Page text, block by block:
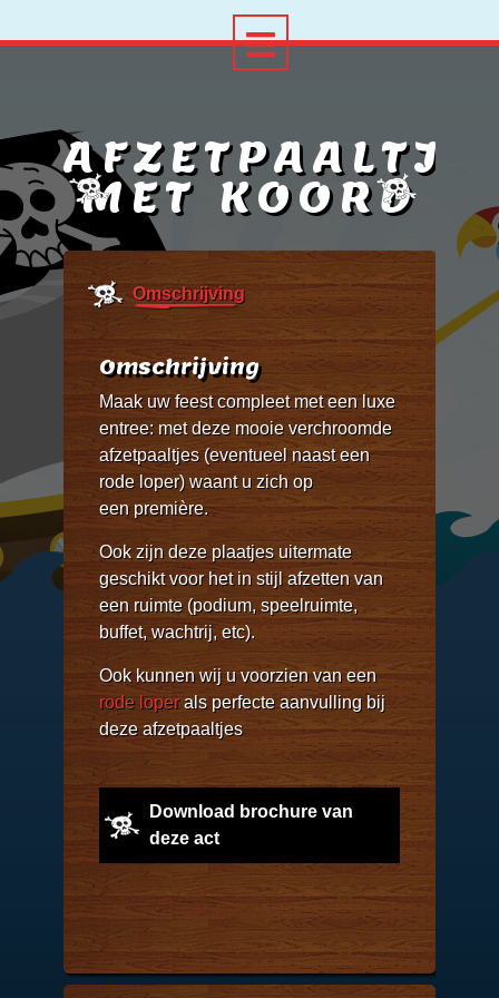
MET KOORD
Omschrijving
Omschrijving
Maak uw feest compleet met een luxe
entree: met deze mooie verchroomde
afzetpaaltjes (eventueel naast een
rode loper) waant u zich op
een première.
Ook zijn deze plaatjes uitermate
geschikt voor het in stijl afzetten van
een ruimte (podium, speelruimte,
buffet, wachtrij, etc).
Ook kunnen wij u voorzien van een
rode loperals perfecte aanvulling bij
deze afzetpaaltjes
Download brochure van
deze act